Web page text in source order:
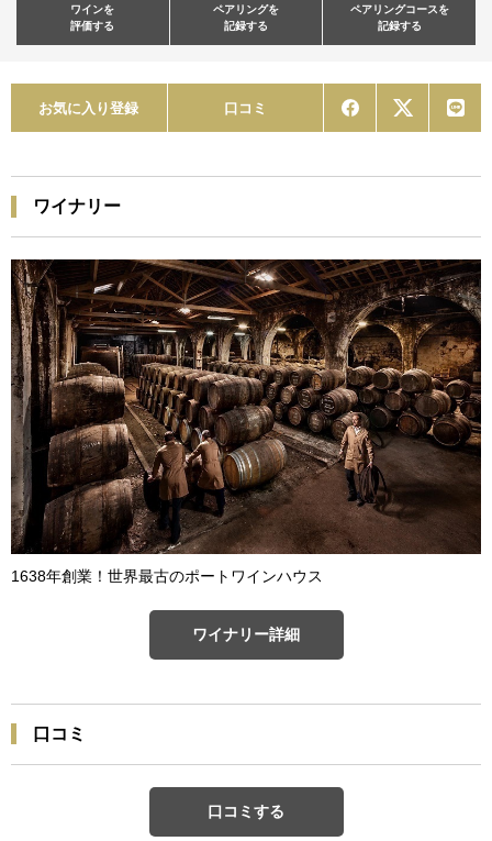
ワインを
評価する
ペアリングを
記録する
ペアリングコースを
記録する
お気に入り登録 口コミ
ワイナリー
1638年創業！世界最古のポートワインハウス
ワイナリー詳細
口コミ
口コミする